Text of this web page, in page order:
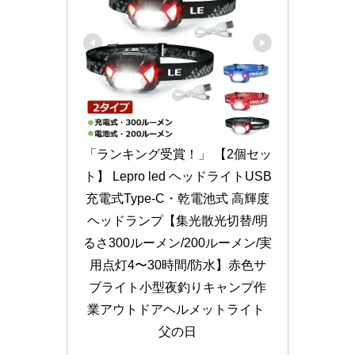
「ランキング受賞！」 【2個セッ
ト】 Lepro led ヘッドライトUSB
充電式Type-C・乾電池式 高輝度
ヘッドランプ【集光散光切替/明
るさ300ルーメン/200ルーメン/実
用点灯4〜30時間/防水】赤色サ
ブライト小型夜釣りキャンプ作
業アウトドアヘルメットライト
父の日